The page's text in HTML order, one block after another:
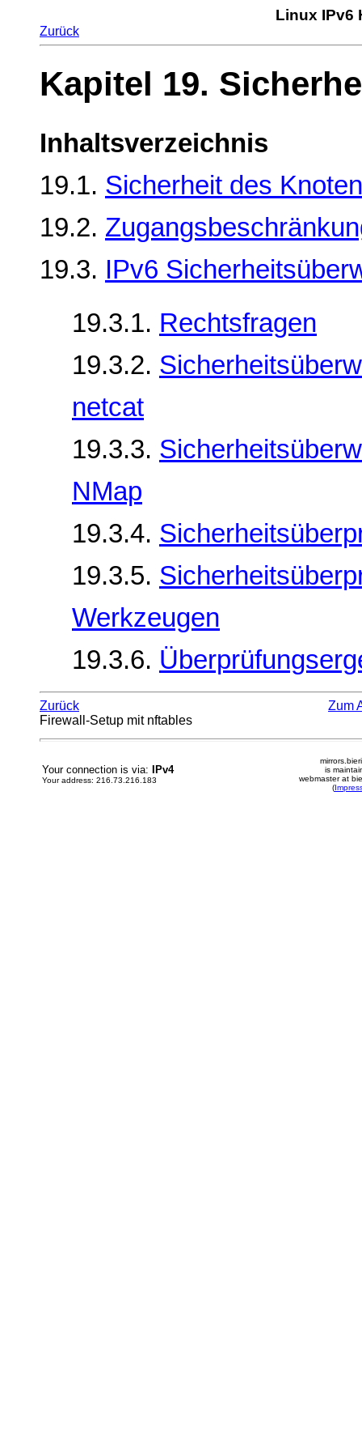
Linux IPv6
Zurück
Kapitel 19.
Inhaltsverzeichnis
19.1. Sicherheit des Knoten
19.2.
19.3. IPv6
19.3.1. Rechtsfragen
19.3.2.
netcat
19.3.3.
NMap
19.3.4.
19.3.5.
Werkzeugen
19.3.6.
Zurück
Zum
Firewall-Setup mit nftables
Your connection is via: IPv4
Your address: 216.73.216.183
is
webmaster at
(